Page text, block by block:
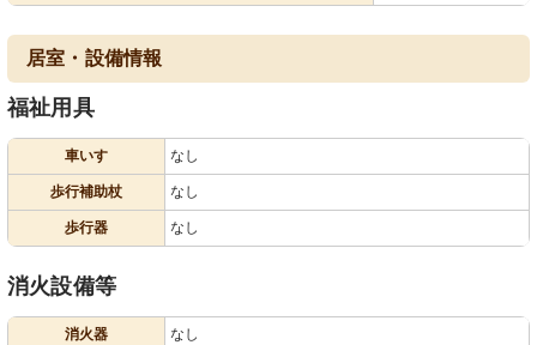
居室・設備情報
福祉用具
車いす なし
歩行補助杖 なし
歩行器 なし
消火設備等
消火器 なし